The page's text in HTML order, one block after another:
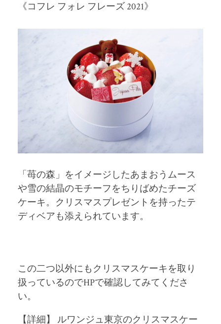
《コフレ フォレ フレーズ 2021》
「苺の森」をイメージしたあまおうムース
や雪の結晶のモチーフをちりばめたチーズ
ケーキ。クリスマスプレゼントを持ったテ
ディベアも添えられています。
この二つ以外にもクリスマスケーキを取り
扱っているのでHPで確認してみてくださ
い。
【詳細】 ルワンジュ東京のクリスマスケー